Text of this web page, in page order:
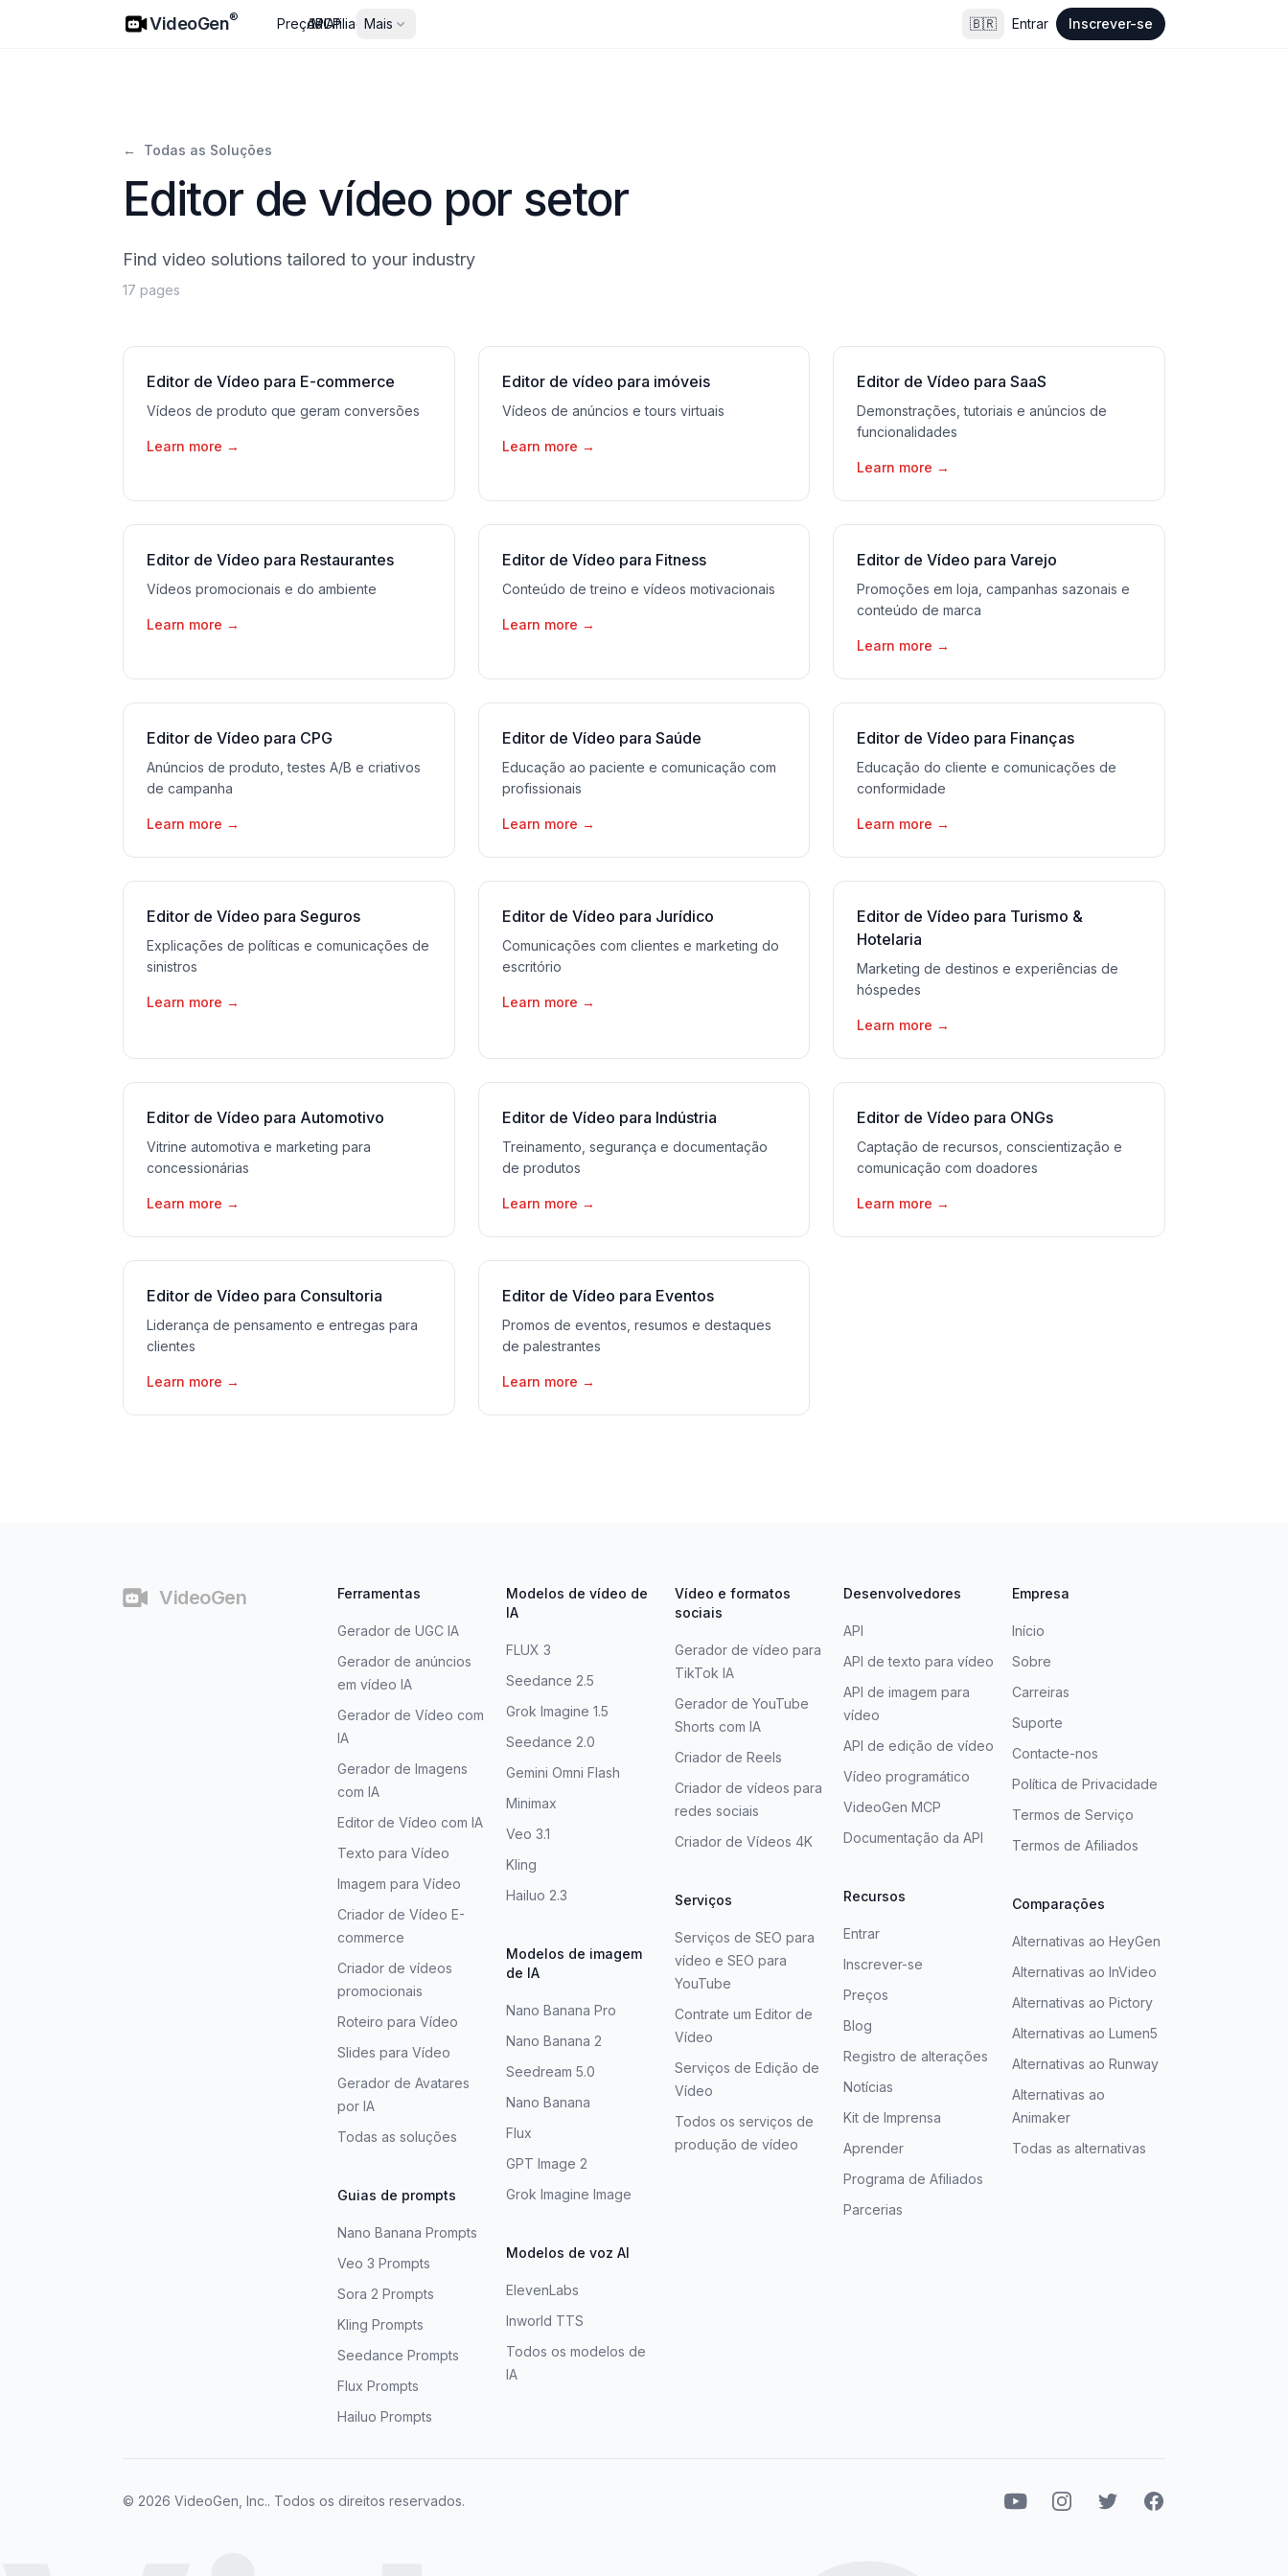
VideoGen
VideoGen® Preços
API
MCPAfiliadosMais 🇧🇷 Entrar Inscrever-se
← Todas as Soluções
Editor de vídeo por setor
Find video solutions tailored to your industry
17 pages
Editor de Vídeo para E-commerce
Vídeos de produto que geram conversões
Learn more →
Editor de vídeo para imóveis
Vídeos de anúncios e tours virtuais
Learn more →
Editor de Vídeo para SaaS
Demonstrações, tutoriais e anúncios de
funcionalidades
Learn more →
Editor de Vídeo para Restaurantes
Vídeos promocionais e do ambiente
Learn more →
Editor de Vídeo para Fitness
Conteúdo de treino e vídeos motivacionais
Learn more →
Editor de Vídeo para Varejo
Promoções em loja, campanhas sazonais e
conteúdo de marca
Learn more →
Editor de Vídeo para CPG
Anúncios de produto, testes A/B e criativos
de campanha
Learn more →
Editor de Vídeo para Saúde
Educação ao paciente e comunicação com
profissionais
Learn more →
Editor de Vídeo para Finanças
Educação do cliente e comunicações de
conformidade
Learn more →
Editor de Vídeo para Seguros
Explicações de políticas e comunicações de
sinistros
Learn more →
Editor de Vídeo para Jurídico
Comunicações com clientes e marketing do
escritório
Learn more →
Editor de Vídeo para Turismo &
Hotelaria
Marketing de destinos e experiências de
hóspedes
Learn more →
Editor de Vídeo para Automotivo
Vitrine automotiva e marketing para
concessionárias
Learn more →
Editor de Vídeo para Indústria
Treinamento, segurança e documentação
de produtos
Learn more →
Editor de Vídeo para ONGs
Captação de recursos, conscientização e
comunicação com doadores
Learn more →
Editor de Vídeo para Consultoria
Liderança de pensamento e entregas para
clientes
Learn more →
Editor de Vídeo para Eventos
Promos de eventos, resumos e destaques
de palestrantes
Learn more →
VideoGen Ferramentas
Gerador de UGC IA
Gerador de anúncios
em vídeo IA
Gerador de Vídeo com
IA
Gerador de Imagens
com IA
Editor de Vídeo com IA
Texto para Vídeo
Imagem para Vídeo
Criador de Vídeo E-
commerce
Criador de vídeos
promocionais
Roteiro para Vídeo
Slides para Vídeo
Gerador de Avatares
por IA
Todas as soluções
Guias de prompts
Nano Banana Prompts
Veo 3 Prompts
Sora 2 Prompts
Kling Prompts
Seedance Prompts
Flux Prompts
Hailuo Prompts
Modelos de vídeo de
IA
FLUX 3
Seedance 2.5
Grok Imagine 1.5
Seedance 2.0
Gemini Omni Flash
Minimax
Veo 3.1
Kling
Hailuo 2.3
Modelos de imagem
de IA
Nano Banana Pro
Nano Banana 2
Seedream 5.0
Nano Banana
Flux
GPT Image 2
Grok Imagine Image
Modelos de voz AI
ElevenLabs
Inworld TTS
Todos os modelos de
IA
Vídeo e formatos
sociais
Gerador de vídeo para
TikTok IA
Gerador de YouTube
Shorts com IA
Criador de Reels
Criador de vídeos para
redes sociais
Criador de Vídeos 4K
Serviços
Serviços de SEO para
vídeo e SEO para
YouTube
Contrate um Editor de
Vídeo
Serviços de Edição de
Vídeo
Todos os serviços de
produção de vídeo
Desenvolvedores
API
API de texto para vídeo
API de imagem para
vídeo
API de edição de vídeo
Vídeo programático
VideoGen MCP
Documentação da API
Recursos
Entrar
Inscrever-se
Preços
Blog
Registro de alterações
Notícias
Kit de Imprensa
Aprender
Programa de Afiliados
Parcerias
Empresa
Início
Sobre
Carreiras
Suporte
Contacte-nos
Política de Privacidade
Termos de Serviço
Termos de Afiliados
Comparações
Alternativas ao HeyGen
Alternativas ao InVideo
Alternativas ao Pictory
Alternativas ao Lumen5
Alternativas ao Runway
Alternativas ao
Animaker
Todas as alternativas
YoutubeInstagramTwitterFacebook
© 2026 VideoGen, Inc.. Todos os direitos reservados.